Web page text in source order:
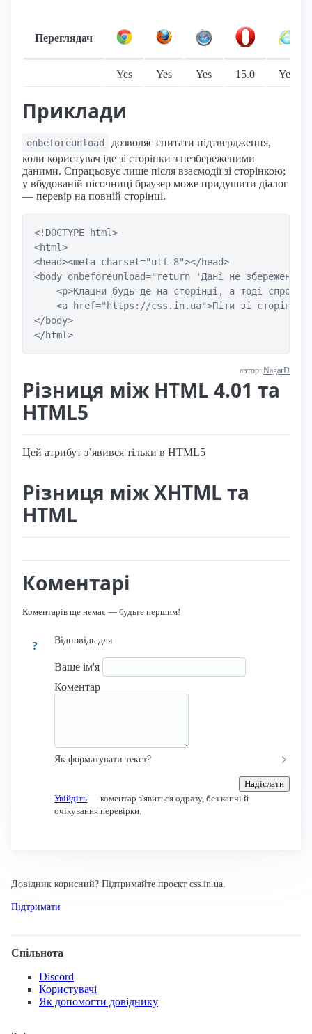
Переглядач
Yes Yes Yes 15.0 Yes
Приклади
onbeforeunload
дозволяє спитати підтвердження,
коли користувач іде зі сторінки з незбереженими
даними. Спрацьовує лише після взаємодії зі сторінкою;
у вбудованій пісочниці браузер може придушити діалог
— перевір на повній сторінці.
<!DOCTYPE html>
<html>
<head><meta charset="utf-8"></head>
<body onbeforeunload="return 'Дані не збережено —
<p>Клацни будь-де на сторінці, а тоді спробуй
<a href="https://css.in.ua">Піти зі
</body>
</html>
автор: NagarD
Різниця між HTML 4.01 та
HTML5
Цей атрибут з’явився тільки в HTML5
Різниця між XHTML та
HTML
Коментарі
Коментарів ще немає — будьте першим!
?
Відповідь для
Ваше ім'я
Коментар
Як форматувати текст?
Надіслати
Увійдіть — коментар з'явиться одразу, без капчі й
очікування перевірки.
Довідник корисний? Підтримайте проєкт css.in.ua.
Підтримати
Спільнота
Discord
Користувачі
Як допомогти довіднику